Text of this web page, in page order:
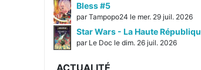
Bless #5
par Tampopo24 le mer. 29 juil. 2026
par Le Doc le dim. 26 juil. 2026
ACTUALITÉ